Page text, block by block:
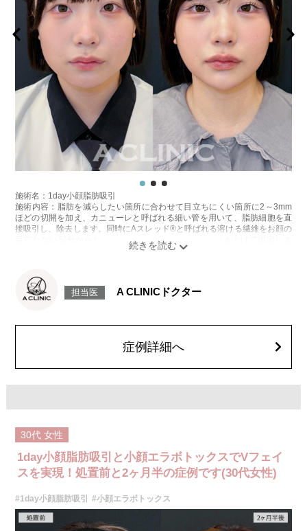
施術名：1day小顔脂肪吸引
施術内容：脂肪を減らしたい箇所に合わせて目立ちにくい箇所に2～3mm
ほどの切開を加え、カニューレと呼ばれる細い管を用いて、脂肪細胞を直
接吸引し、除去します。同時にAスレッド®と呼ばれる溶ける繊維をお顔の
目立たない部分から皮下へ挿入し、皮膚を内側から引き上げて固定しま
感などが術後一時的に生じることがございます。また、稀に貧血、細菌感
染症、左右差、施術箇所の知覚鈍麻、ぼこつき、硬結、瘢痕化、色素沈
顔の脂肪吸引箇所の追加 1ヶ所ごと+162,800円(税込)
オプション：笑気麻酔 3,300円(税込)
施術内容：ボツリヌス菌から抽出されるたんぱく質を注入し、過剰に発達
した筋肉の動きを抑制します。これにより噛み締めの改善、咬筋を減量し
程続きます。
施術時間：約10分〜20分程
リスク、副作用：腫れ、赤み、内出血、痛み、突っ張り感などが生じるこ
とがございます。また、稀にアレルギー、細菌感染症などが生じることが
ございます。ボトックス注入後は男性は3か月、女性は2か月避妊して頂く
ようお願いします。
費用：アラガン社製 21,800円(税込) 〜164,400円(税込)
韓国製ボツリヌストキシン 5,500円(税込)〜78,000円(税込)
オプション：表面麻酔 3,300円(税込) 笑気麻酔 3,300円(税込)
担当医 A CLINICドクター
症例詳細へ
30代 女性
1day小顔脂肪吸引と小顔エラボトックスでVフェイ
スを実現！処置前と2ヶ月半の症例です(30代女性)
#1day小顔脂肪吸引 #小顔エラボトックス